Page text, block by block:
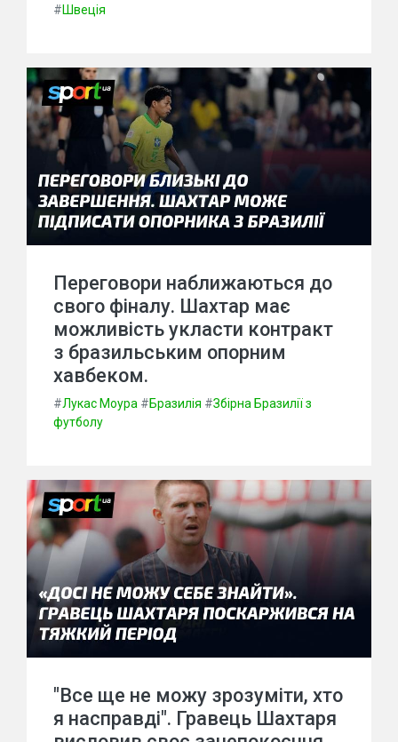
#Швеція
Переговори наближаються до
свого фіналу. Шахтар має
можливість укласти контракт
з бразильським опорним
хавбеком.
#Лукас Моура #Бразилія #Збірна Бразилії з
футболу
"Все ще не можу зрозуміти, хто
я насправді". Гравець Шахтаря